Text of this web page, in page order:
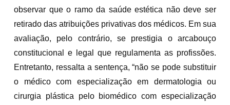
observar que o ramo da saúde estética não deve ser
retirado das atribuições privativas dos médicos. Em sua
avaliação, pelo contrário, se prestigia o arcabouço
constitucional e legal que regulamenta as profissões.
Entretanto, ressalta a sentença, “não se pode substituir
o médico com especialização em dermatologia ou
cirurgia plástica pelo biomédico com especialização